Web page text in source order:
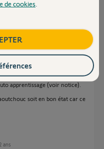
d'un coté pour rengager
la chaine, puis retendez
apprentissage (voir notice).
soit en bon état car ce
ans
de cookies